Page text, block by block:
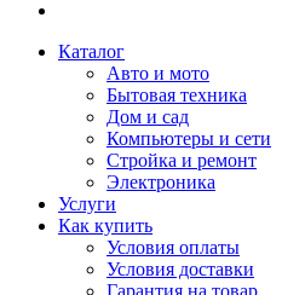
Каталог
Авто и мото
Бытовая техника
Дом и сад
Компьютеры и сети
Стройка и ремонт
Электроника
Услуги
Как купить
Условия оплаты
Условия доставки
Гарантия на товар